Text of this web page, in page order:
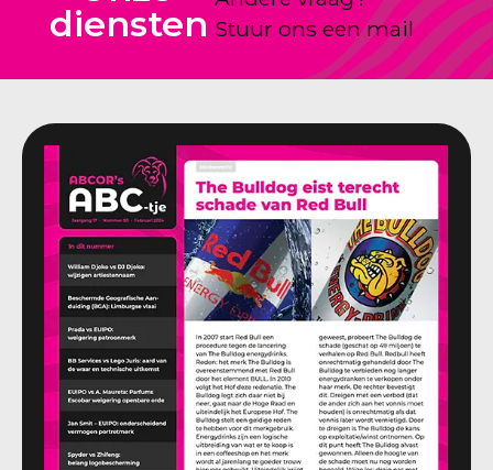
diensten Stuur ons een mail